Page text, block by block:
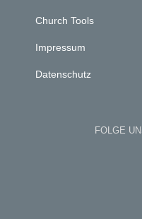
Church Tools
Impressum
Datenschutz
FOLGE